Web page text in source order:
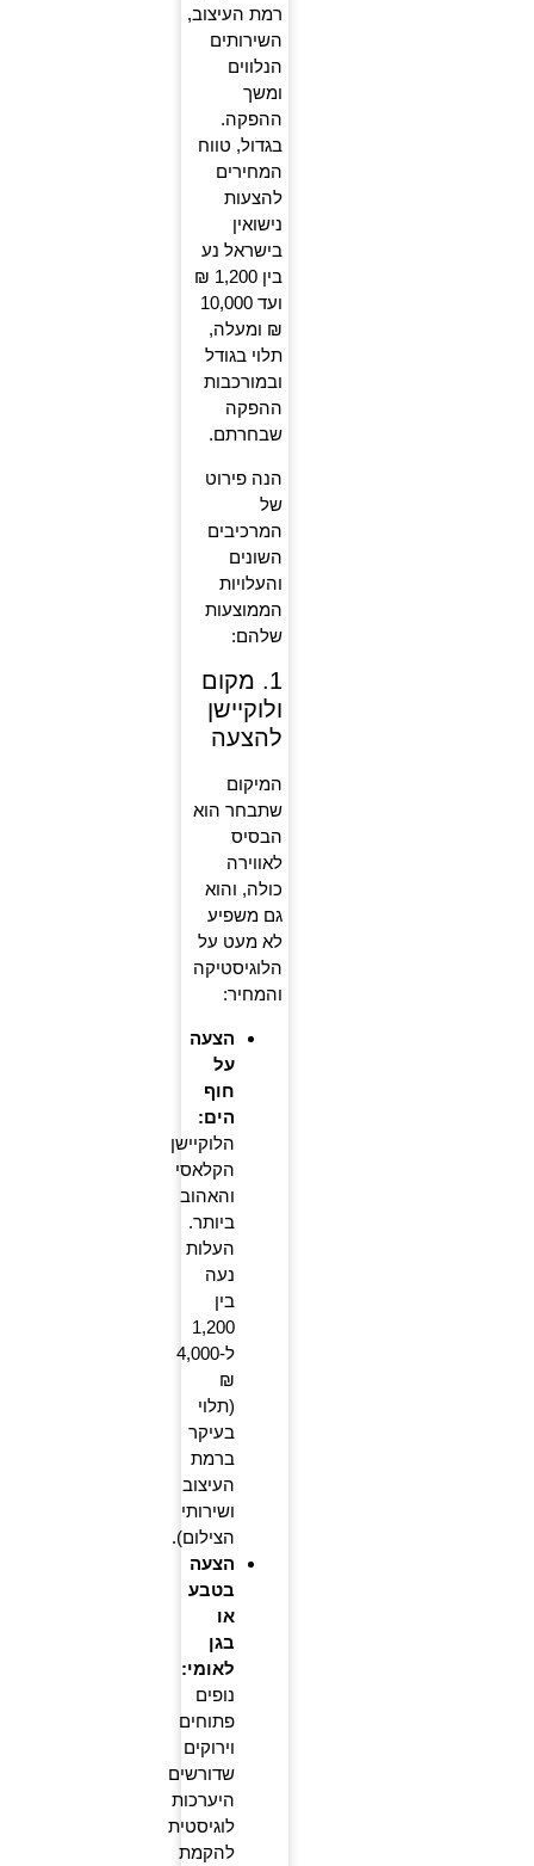
רמת העיצוב,
השירותים
הנלווים
ומשך
ההפקה.
בגדול, טווח
המחירים
להצעות
נישואין
בישראל נע
בין 1,200 ₪
ועד 10,000
₪ ומעלה,
תלוי בגודל
ובמורכבות
ההפקה
שבחרתם.
הנה פירוט
של
המרכיבים
השונים
והעלויות
הממוצעות
שלהם:
1. מקום
ולוקיישן
להצעה
המיקום
שתבחר הוא
הבסיס
לאווירה
כולה, והוא
גם משפיע
לא מעט על
הלוגיסטיקה
והמחיר:
הצעה
על
חוף
הים:
הלוקיישן
הקלאסי
והאהוב
ביותר.
העלות
נעה
בין
1,200
ל-4,000
₪
(תלוי
בעיקר
ברמת
העיצוב
ושירותי
הצילום).
הצעה
בטבע
או
בגן
לאומי:
נופים
פתוחים
וירוקים
שדורשים
היערכות
לוגיסטית
להקמת